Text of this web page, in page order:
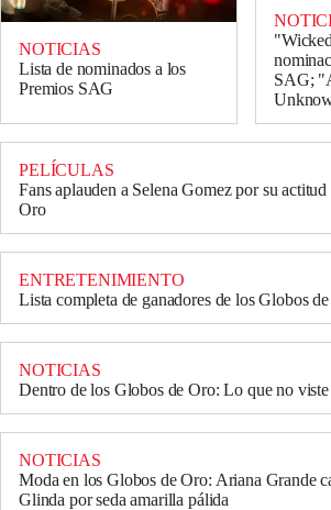
NOTICIAS
Lista de nominados a los
Premios SAG
SAG;
PELÍCULAS
Fans aplauden a Selena Gomez por su
Oro
ENTRETENIMIENTO
Lista completa de ganadores de los Globos
NOTICIAS
Dentro de los Globos de Oro: Lo que no
NOTICIAS
Moda en los Globos de Oro: Ariana Grande
Glinda por seda amarilla pálida